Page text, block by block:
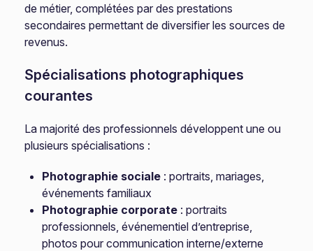
de métier, complétées par des prestations
secondaires permettant de diversifier les sources de
revenus.
Spécialisations photographiques
courantes
La majorité des professionnels développent une ou
plusieurs spécialisations :
Photographie sociale : portraits, mariages,
événements familiaux
Photographie corporate : portraits
professionnels, événementiel d’entreprise,
photos pour communication interne/externe